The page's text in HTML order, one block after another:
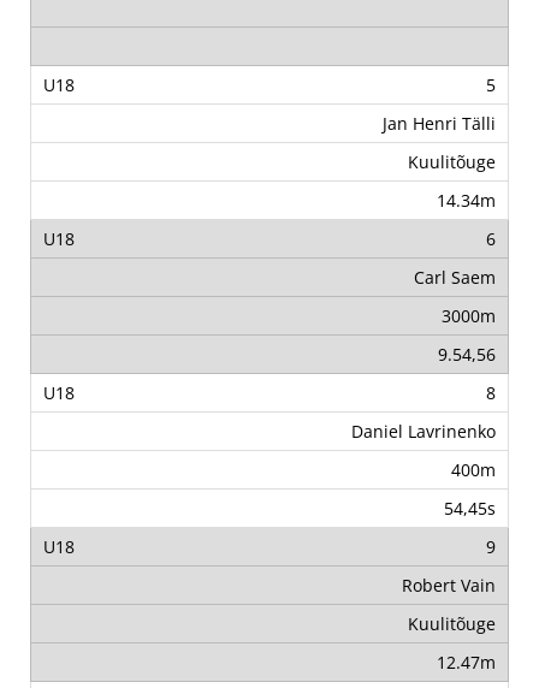
5
Jan Henri Tälli
Kuulitõuge
14.34m
6
Carl Saem
3000m
9.54,56
8
Daniel Lavrinenko
400m
54,45s
9
Robert Vain
Kuulitõuge
12.47m